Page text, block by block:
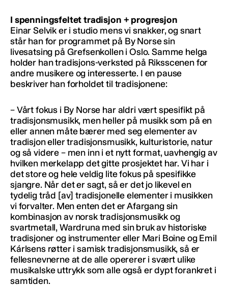
I spenningsfeltet tradisjon + progresjon
Einar Selvik er i studio mens vi snakker, og snart
står han for programmet på By Norse sin
livesatsing på Grefsenkollen i Oslo. Samme helga
holder han tradisjons-verksted på Riksscenen for
andre musikere og interesserte. I en pause
beskriver han forholdet til tradisjonene:
– Vårt fokus i By Norse har aldri vært spesifikt på
tradisjonsmusikk, men heller på musikk som på en
eller annen måte bærer med seg elementer av
tradisjon eller tradisjonsmusikk, kulturistorie, natur
og så videre – men inn i et nytt format, uavhengig av
hvilken merkelapp det gitte prosjektet har. Vi har i
det store og hele veldig lite fokus på spesifikke
sjangre. Når det er sagt, så er det jo likevel en
tydelig tråd [av] tradisjonelle elementer i musikken
vi forvalter. Men enten det er Afargang sin
kombinasjon av norsk tradisjonsmusikk og
svartmetall, Wardruna med sin bruk av historiske
tradisjoner og instrumenter eller Mari Boine og Emil
Kárlsens røtter i samisk tradisjonsmusikk, så er
fellesnevnerne at de alle opererer i svært ulike
musikalske uttrykk som alle også er dypt forankret i
samtiden.